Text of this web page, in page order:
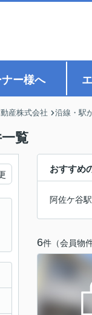
ー様へ
産株式会社 沿線・駅
覧
おすすめ
阿佐ケ谷駅
6件（会員物